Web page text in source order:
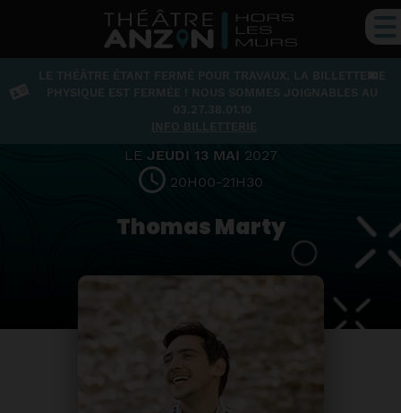
×
LE THÉÂTRE ÉTANT FERMÉ POUR TRAVAUX, LA BILLETTERIE
PHYSIQUE EST FERMÉE ! NOUS SOMMES JOIGNABLES AU
03.27.38.01.10
INFO BILLETTERIE
Humour
LE JEUDI 13 MAI 2027
20H00-21H30
Thomas Marty